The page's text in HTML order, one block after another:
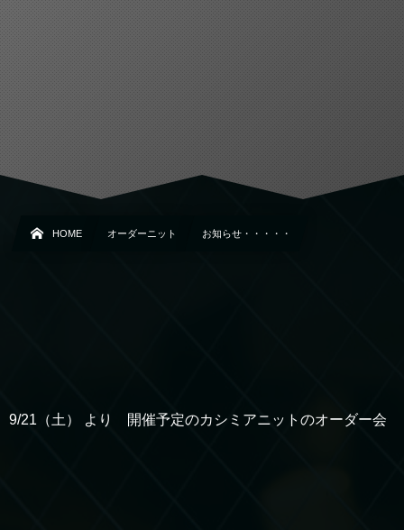
HOME オーダーニット お知らせ・・・・・
9/21（土） より 開催予定のカシミアニットのオーダー会